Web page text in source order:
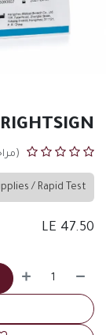
/ Rapid Test
47.50